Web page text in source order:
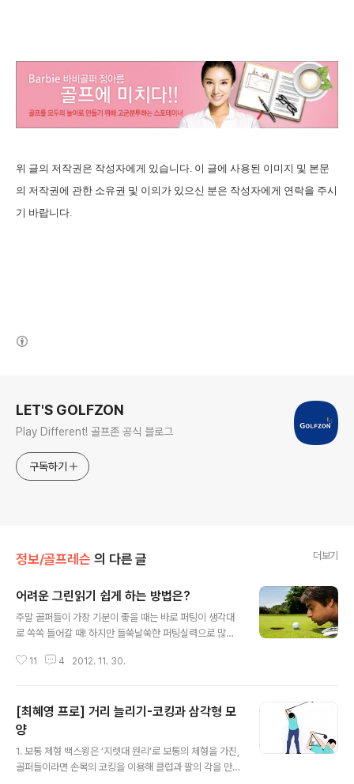
위 글의 저작권은 작성자에게 있습니다 이 글에 사용된 이미지 및 본문
의 저작권에 관한 소유권 및 이의가 있으신 분은 작성자에게 연락을 주시
기 바랍니다
LET'S GOLFZON
Play Different! 골프존 공식 블로그
구독하기
정보/골프레슨 의 다른 글 더보기
어려운 그린읽기 쉽게 하는 방법은?
주말 골퍼들이 가장 기분이 좋을 때는 바로 퍼팅이 생각대
로 쏙쏙 들어갈 때! 하지만 들쑥날쑥한 퍼팅실력으로 많은
공여부를 결정한다는 ‘그린읽기’에 대해서 제대로 알아보
그린과 그린 주변을 둘러 보면서 전체적인 경사가 어떤 방
향으로 기울어져 있는지 보는 것이지요. 만약 산이 왼쪽에
있으면 그린은 전체적으로 왼쪽에서 오른쪽으로 흐르게 된
답니다.^^ 이렇게 그린의 전체적인 기울기를 살폈다면 홀
11 4 2012. 11. 30.
[최혜영 프로] 거리 늘리기-코킹과 삼각형 모
양
1. 보통 체형 백스윙은 ‘지렛대 원리’로 보통의 체형을 가진,
골퍼들이라면 손목의 코킹을 이용해 클럽과 팔의 각을 만